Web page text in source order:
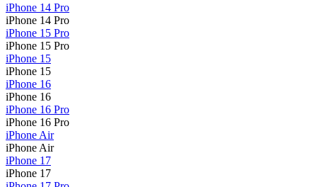
iPhone 14 Pro
iPhone 14 Pro
iPhone 15 Pro
iPhone 15 Pro
iPhone 15
iPhone 15
iPhone 16
iPhone 16
iPhone 16 Pro
iPhone 16 Pro
iPhone Air
iPhone Air
iPhone 17
iPhone 17